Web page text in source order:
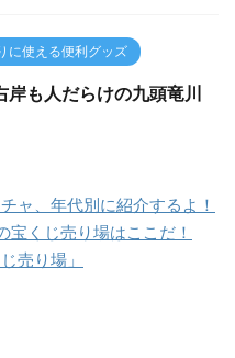
に使える便利グッズ
岸も人だらけの九頭竜川
ャ、年代別に紹介するよ！
宝くじ売り場はここだ！
売り場」